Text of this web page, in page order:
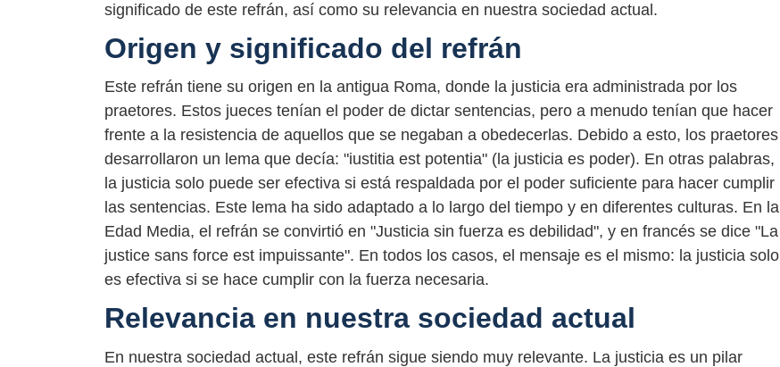
significado de este refrán, así como su relevancia en nuestra sociedad actual.
Origen y significado del refrán
Este refrán tiene su origen en la antigua Roma, donde la justicia era administrada por los
praetores. Estos jueces tenían el poder de dictar sentencias, pero a menudo tenían que hacer
frente a la resistencia de aquellos que se negaban a obedecerlas. Debido a esto, los praetores
desarrollaron un lema que decía: "iustitia est potentia" (la justicia es poder). En otras palabras,
la justicia solo puede ser efectiva si está respaldada por el poder suficiente para hacer cumplir
las sentencias. Este lema ha sido adaptado a lo largo del tiempo y en diferentes culturas. En la
Edad Media, el refrán se convirtió en "Justicia sin fuerza es debilidad", y en francés se dice "La
justice sans force est impuissante". En todos los casos, el mensaje es el mismo: la justicia solo
es efectiva si se hace cumplir con la fuerza necesaria.
Relevancia en nuestra sociedad actual
En nuestra sociedad actual, este refrán sigue siendo muy relevante. La justicia es un pilar